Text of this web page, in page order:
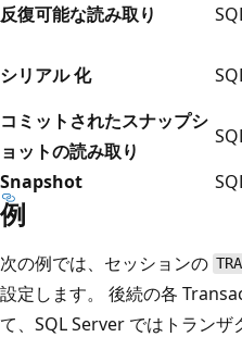
反復可能な読み取り
シリアル 化
コミットされたスナップシ
ョットの読み取り
Snapshot
例
次の例では、セッションの
設定します。 後続の各
て、SQL Server ではトラン